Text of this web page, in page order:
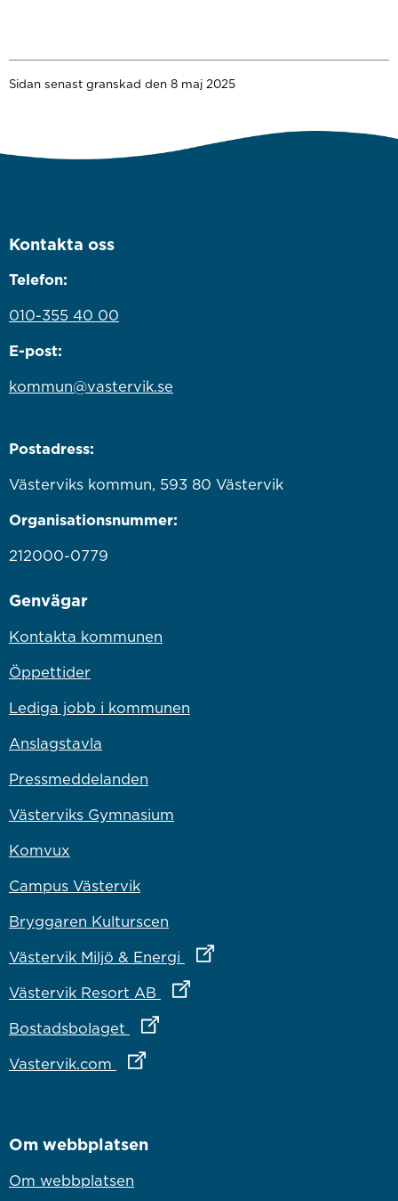
Sidan senast granskad den 8 maj 2025
Kontakta oss
Telefon:
010-355 40 00
E-post:
kommun@vastervik.se
Postadress:
Västerviks kommun, 593 80 Västervik
Organisationsnummer:
212000-0779
Genvägar
Kontakta kommunen
Öppettider
Lediga jobb i kommunen
Anslagstavla
Pressmeddelanden
Västerviks Gymnasium
Komvux
Campus Västervik
Bryggaren Kulturscen
Västervik Miljö & Energi
Länk till annan webbplats
Västervik Resort AB Länk till annan webbplats
Bostadsbolaget Länk till annan webbplats
Vastervik.com Länk till annan webbplats
Om webbplatsen
Om webbplatsen